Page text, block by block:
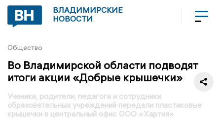
ВЛАДИМИРСКИЕ
НОВОСТИ
Общество
Во Владимирской области подводят
итоги акции «Добрые крышечки»
Ученики, родители, педагоги и сотрудники
образовательных учреждений передали пластиковые
крышечки в центральный офис ООО «Хартия»